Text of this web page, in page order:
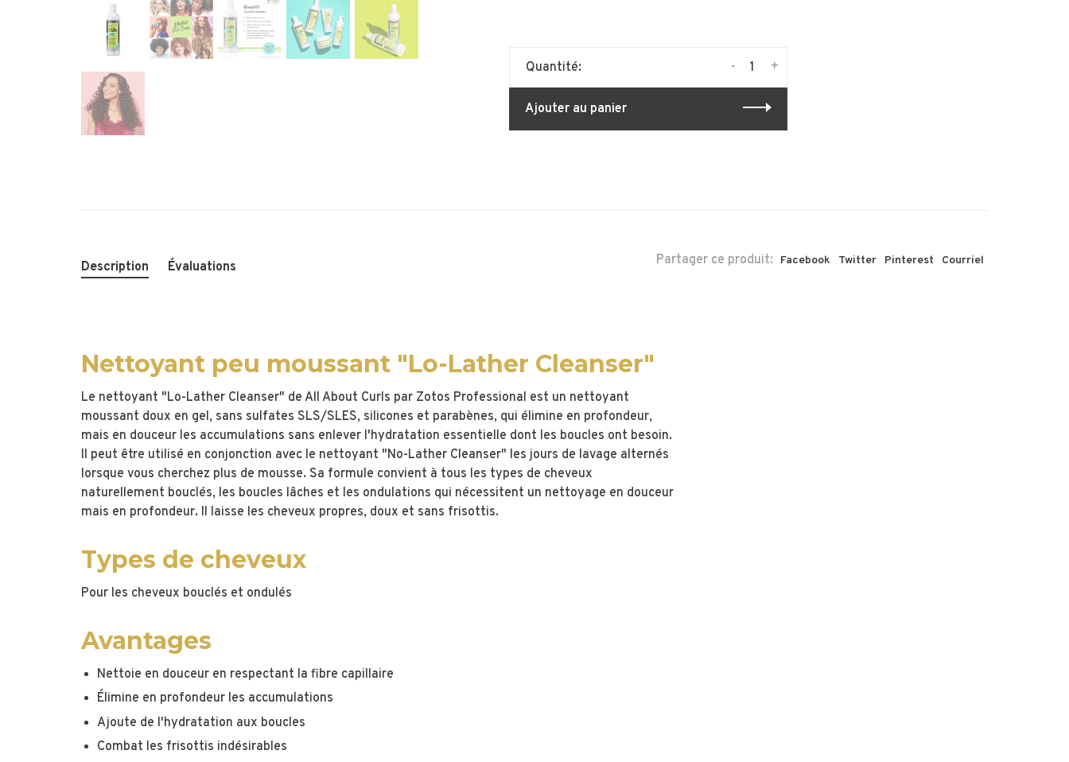
Quantité: +
-
Ajouter au panier
Partager ce produit: Facebook Twitter Pinterest Courriel
Description Évaluations
Nettoyant peu moussant "Lo-Lather Cleanser"
Le nettoyant "Lo-Lather Cleanser" de All About Curls par Zotos Professional est un nettoyant
moussant doux en gel, sans sulfates SLS/SLES, silicones et parabènes, qui élimine en profondeur,
mais en douceur les accumulations sans enlever l'hydratation essentielle dont les boucles ont besoin.
Il peut être utilisé en conjonction avec le nettoyant "No-Lather Cleanser" les jours de lavage alternés
lorsque vous cherchez plus de mousse. Sa formule convient à tous les types de cheveux
naturellement bouclés, les boucles lâches et les ondulations qui nécessitent un nettoyage en douceur
mais en profondeur. Il laisse les cheveux propres, doux et sans frisottis.
Types de cheveux
Pour les cheveux bouclés et ondulés
Avantages
Nettoie en douceur en respectant la fibre capillaire
Élimine en profondeur les accumulations
Ajoute de l'hydratation aux boucles
Combat les frisottis indésirables